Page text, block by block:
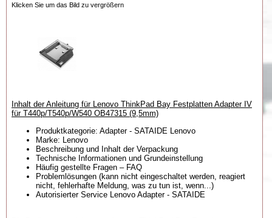
Klicken Sie um das Bild zu vergrößern
Inhalt der Anleitung für Lenovo ThinkPad Bay Festplatten Adapter IV
für T440p/T540p/W540 OB47315 (9,5mm)
Produktkategorie: Adapter - SATAIDE Lenovo
Marke: Lenovo
Beschreibung und Inhalt der Verpackung
Technische Informationen und Grundeinstellung
Häufig gestellte Fragen – FAQ
Problemlösungen (kann nicht eingeschaltet werden, reagiert
nicht, fehlerhafte Meldung, was zu tun ist, wenn...)
Autorisierter Service Lenovo Adapter - SATAIDE